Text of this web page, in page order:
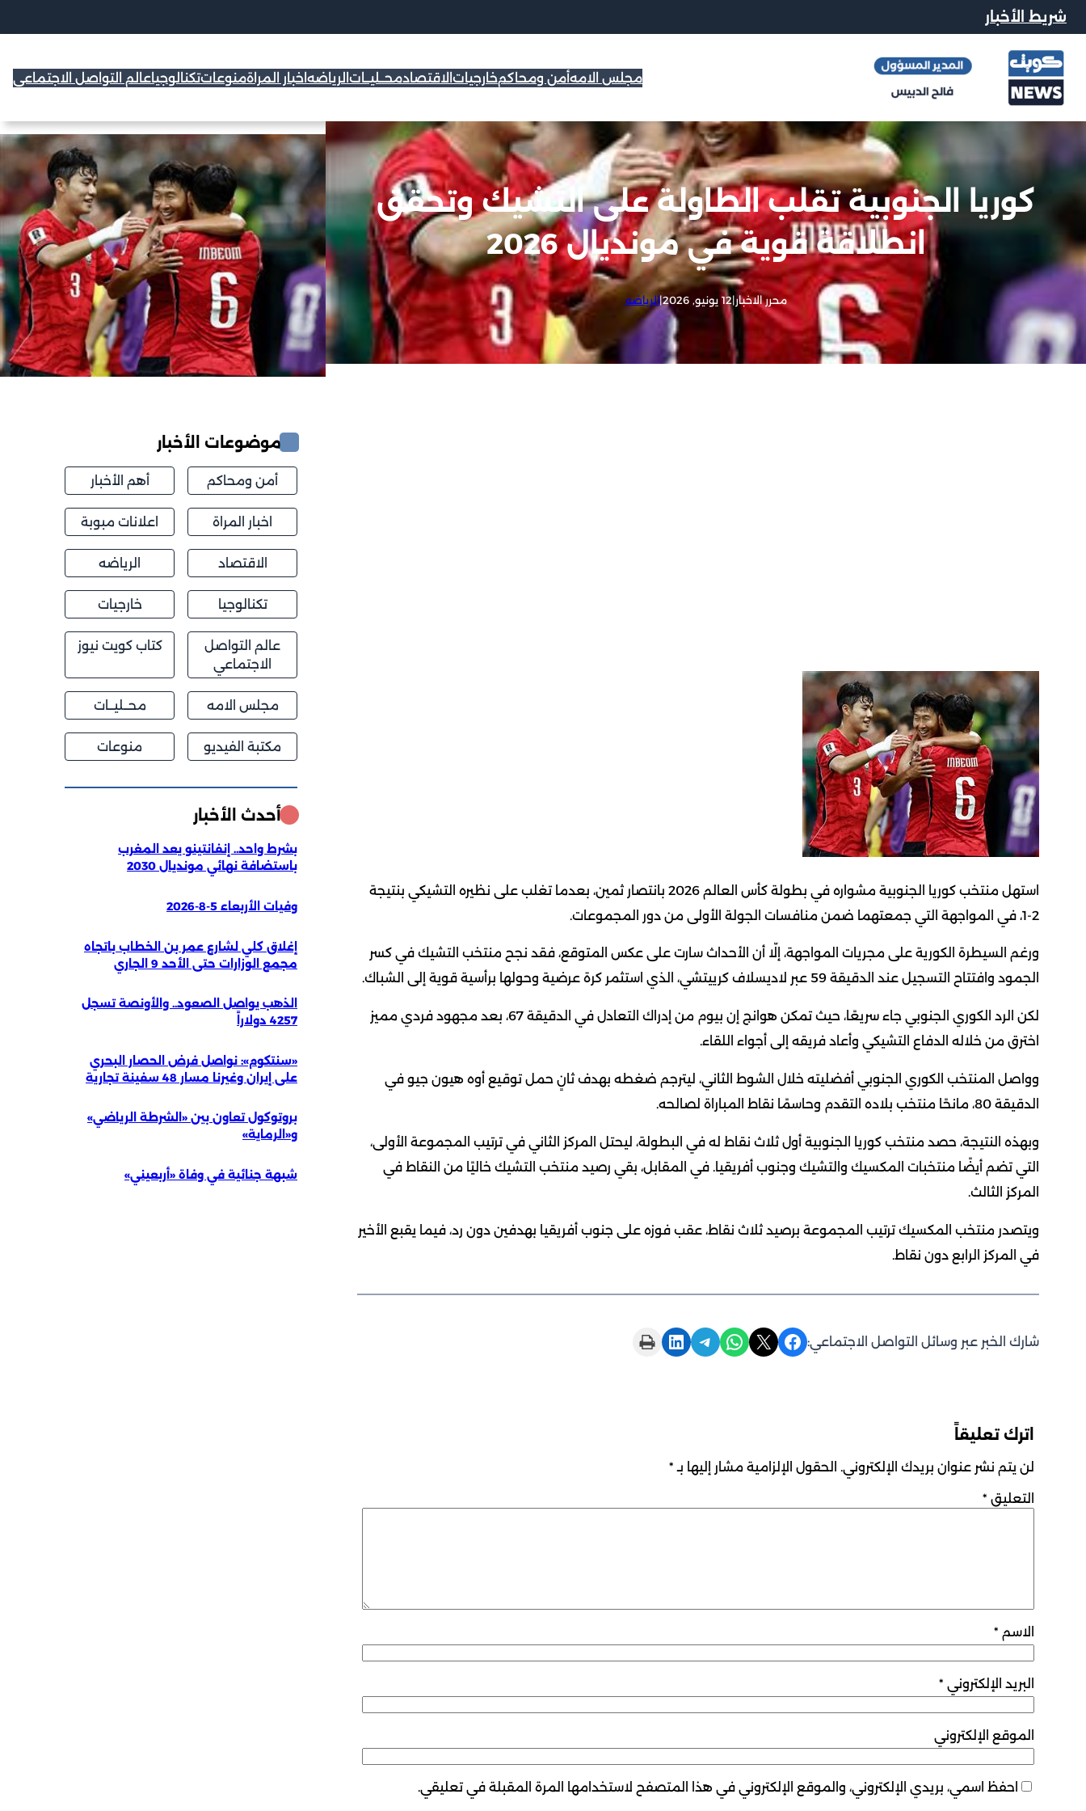
شريط الأخبار
مجلس الامهأمن ومحاكمخارجيات الاقتصادمحــليــات الرياضه اخبار المراةمنوعاتتكنالوجياعالم التواصل الاجتماعي
كوريا الجنوبية تقلب الطاولة على التشيك وتحقق
انطلاقة قوية في مونديال 2026
محرر الاخبار|12 يونيو, 2026 |الرياضه
استهل منتخب كوريا الجنوبية مشواره في بطولة كأس العالم 2026 بانتصار ثمين، بعدما تغلب على نظيره التشيكي بنتيجة
2-1، في المواجهة التي جمعتهما ضمن منافسات الجولة الأولى من دور المجموعات.
ورغم السيطرة الكورية على مجريات المواجهة، إلّا أن الأحداث سارت على عكس المتوقع، فقد نجح منتخب التشيك في كسر
الجمود وافتتاح التسجيل عند الدقيقة 59 عبر لاديسلاف كرييتشي، الذي استثمر كرة عرضية وحولها برأسية قوية إلى الشباك.
لكن الرد الكوري الجنوبي جاء سريعًا، حيث تمكن هوانج إن بيوم من إدراك التعادل في الدقيقة 67، بعد مجهود فردي مميز
اخترق من خلاله الدفاع التشيكي وأعاد فريقه إلى أجواء اللقاء.
وواصل المنتخب الكوري الجنوبي أفضليته خلال الشوط الثاني، ليترجم ضغطه بهدف ثانٍ حمل توقيع أوه هيون جيو في
الدقيقة 80، مانحًا منتخب بلاده التقدم وحاسمًا نقاط المباراة لصالحه.
وبهذه النتيجة، حصد منتخب كوريا الجنوبية أول ثلاث نقاط له في البطولة، ليحتل المركز الثاني في ترتيب المجموعة الأولى،
التي تضم أيضًا منتخبات المكسيك والتشيك وجنوب أفريقيا. في المقابل، بقي رصيد منتخب التشيك خاليًا من النقاط في
المركز الثالث.
ويتصدر منتخب المكسيك ترتيب المجموعة برصيد ثلاث نقاط، عقب فوزه على جنوب أفريقيا بهدفين دون رد، فيما يقبع الأخير
في المركز الرابع دون نقاط.
شارك الخبر عبر وسائل التواصل الاجتماعي: Share on Facebook
Share on X
Share on WhatsApp
Share on Telegram
Share on LinkedIn
Print this Page
اترك تعليقاً
لن يتم نشر عنوان بريدك الإلكتروني. الحقول الإلزامية مشار إليها بـ *
التعليق *
الاسم *
البريد الإلكتروني *
الموقع الإلكتروني
احفظ اسمي، بريدي الإلكتروني، والموقع الإلكتروني في هذا المتصفح لاستخدامها المرة المقبلة في تعليقي.
موضوعات الأخبار
أمن ومحاكم أهم الأخبار
اخبار المراة اعلانات مبوبة
الاقتصاد الرياضه
تكنالوجيا خارجيات
عالم التواصل
الاجتماعي
كتاب كويت نيوز
مجلس الامه محــليــات
مكتبة الفيديو منوعات
أحدث الأخبار
بشرط واحد.. إنفانتينو يعد المغرب
باستضافة نهائي مونديال 2030
وفيات الأربعاء 5-8-2026
إغلاق كلي لشارع عمر بن الخطاب باتجاه
مجمع الوزارات حتى الأحد 9 الجاري
الذهب يواصل الصعود.. والأونصة تسجل
4257 دولاراً
«سنتكوم»: نواصل فرض الحصار البحري
على إيران وغيرنا مسار 48 سفينة تجارية
بروتوكول تعاون بين «الشرطة الرياضي»
و«الرماية»
شبهة جنائية في وفاة «أربعيني»